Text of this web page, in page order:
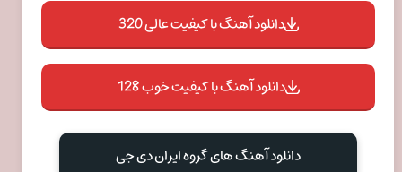
دانلود آهنگ با کیفیت عالی 320
دانلود آهنگ با کیفیت خوب 128
دانلود آهنگ های گروه ایران دی جی